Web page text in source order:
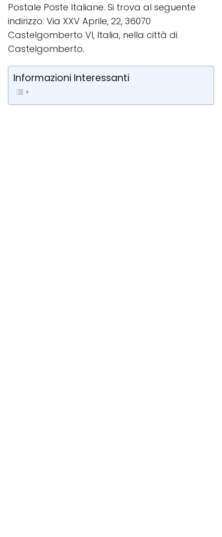
Postale Poste Italiane. Si trova al seguente
indirizzo: Via XXV Aprile, 22, 36070
Castelgomberto VI, Italia, nella città di
Castelgomberto.
Informazioni Interessanti